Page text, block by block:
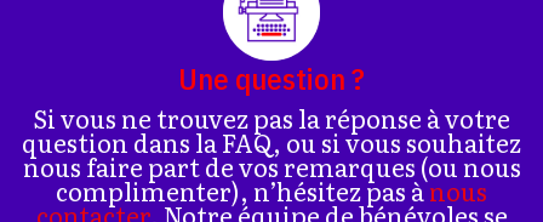
Une question ?
Si vous ne trouvez pas la réponse à votre
question dans la FAQ, ou si vous souhaitez
nous faire part de vos remarques (ou nous
complimenter), n’hésitez pas ànous
contacter. Notre équipe de bénévoles se